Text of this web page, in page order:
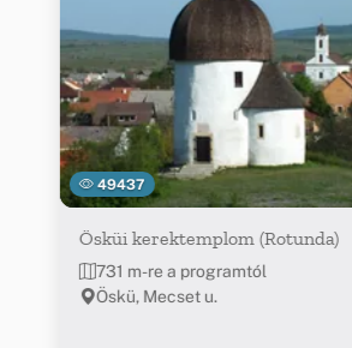
49437
Ösküi kerektemplom (Rotunda)
731 m-re a programtól
Öskü, Mecset u.